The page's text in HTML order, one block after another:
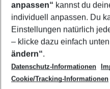
Footer
Footer navigation
Über uns
AGB
Bestpreisgarantie
Cookie-Einstellungen ändern
Cookie-Richtlinie
Agenturbetreuung
Barrierefreies Reisen
Folge uns
anpassen“ kannst du
individuell anpassen. Du
Einstellungen natürlich
– klicke dazu einfach
ändern“.
Datenschutz-Informationen
Cookie/Tracking-Informationen